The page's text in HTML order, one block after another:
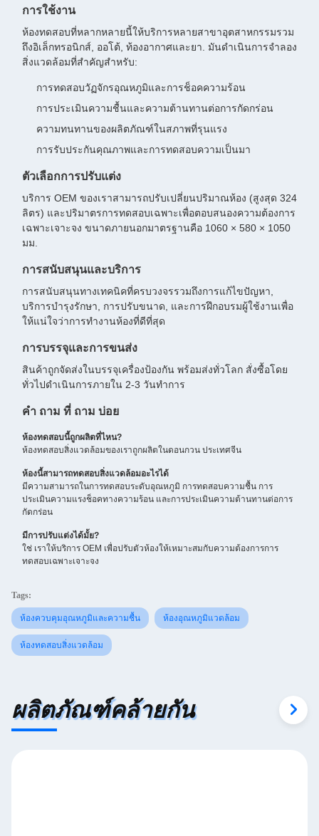
การใช้งาน
ห้องทดสอบที่หลากหลายนี้ให้บริการหลายสาขาอุตสาหกรรมรวม
ถึงอิเล็กทรอนิกส์, ออโต้, ท้องอากาศและยา. มันดําเนินการจําลอง
สิ่งแวดล้อมที่สําคัญสําหรับ:
การทดสอบวัฏจักรอุณหภูมิและการช็อคความร้อน
การประเมินความชื้นและความต้านทานต่อการกัดกร่อน
ความทนทานของผลิตภัณฑ์ในสภาพที่รุนแรง
การรับประกันคุณภาพและการทดสอบความเป็นมา
ตัวเลือกการปรับแต่ง
บริการ OEM ของเราสามารถปรับเปลี่ยนปริมาณห้อง (สูงสุด 324
ลิตร) และปริมาตรการทดสอบเฉพาะเพื่อตอบสนองความต้องการ
เฉพาะเจาะจง ขนาดภายนอกมาตรฐานคือ 1060 × 580 × 1050
มม.
การสนับสนุนและบริการ
การสนับสนุนทางเทคนิคที่ครบวงจรรวมถึงการแก้ไขปัญหา,
บริการบํารุงรักษา, การปรับขนาด, และการฝึกอบรมผู้ใช้งานเพื่อ
ให้แน่ใจว่าการทํางานห้องที่ดีที่สุด
การบรรจุและการขนส่ง
สินค้าถูกจัดส่งในบรรจุเครื่องป้องกัน พร้อมส่งทั่วโลก สั่งซื้อโดย
ทั่วไปดําเนินการภายใน 2-3 วันทําการ
คํา ถาม ที่ ถาม บ่อย
ห้องทดสอบนี้ถูกผลิตที่ไหน?
ห้องทดสอบสิ่งแวดล้อมของเราถูกผลิตในดอนกวน ประเทศจีน
ห้องนี้สามารถทดสอบสิ่งแวดล้อมอะไรได้
มีความสามารถในการทดสอบระดับอุณหภูมิ การทดสอบความชื้น การ
ประเมินความแรงช็อคทางความร้อน และการประเมินความต้านทานต่อการ
กัดกร่อน
มีการปรับแต่งได้มั้ย?
ใช่ เราให้บริการ OEM เพื่อปรับตัวห้องให้เหมาะสมกับความต้องการการ
ทดสอบเฉพาะเจาะจง
Tags:
ห้องควบคุมอุณหภูมิและความชื้น ห้องอุณหภูมิแวดล้อม
ห้องทดสอบสิ่งแวดล้อม
ผลิตภัณฑ์คล้ายกัน